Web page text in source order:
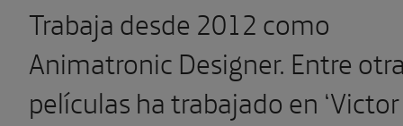
Trabaja desde 2012 como
Animatronic Designer. Entre
películas ha trabajado en ‘Victor